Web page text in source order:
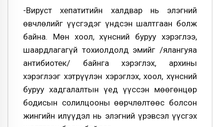
-Вируст хепатитийн халдвар нь элэгний
өвчлөлийг үүсгэдэг үндсэн шалтгаан болж
байна. Мөн хоол, хүнсний буруу хэрэглээ,
шаардлагагүй тохиолдолд эмийг /ялангуяа
антибиотек/ байнга хэрэглэх, архины
хэрэглээг хэтрүүлэн хэрэглэх, хоол, хүнсний
буруу хадгалалтын үед үүссэн мөөгөнцөр
бодисын солилцооны өөрчлөлтөөс болсон
жингийн илүүдэл нь элэгний үрэвсэл үүсгэх